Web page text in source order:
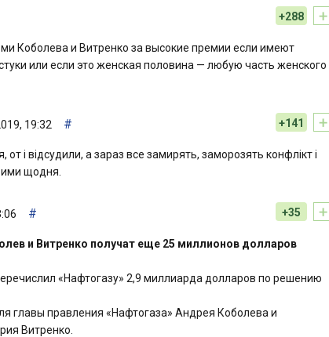
+
+288
Коболева и Витренко за высокие премии если имеют
или если это женская половина — любую часть женского
+
+141
19:32 #
і відсудили, а зараз все замирять, заморозять конфлікт і
щодня.
+
+35
#
и Витренко получат еще 25 миллионов долларов
«Нафтогазу» 2,9 миллиарда долларов по решению
главы правления «Нафтогаза» Андрея Коболева и
Витренко.